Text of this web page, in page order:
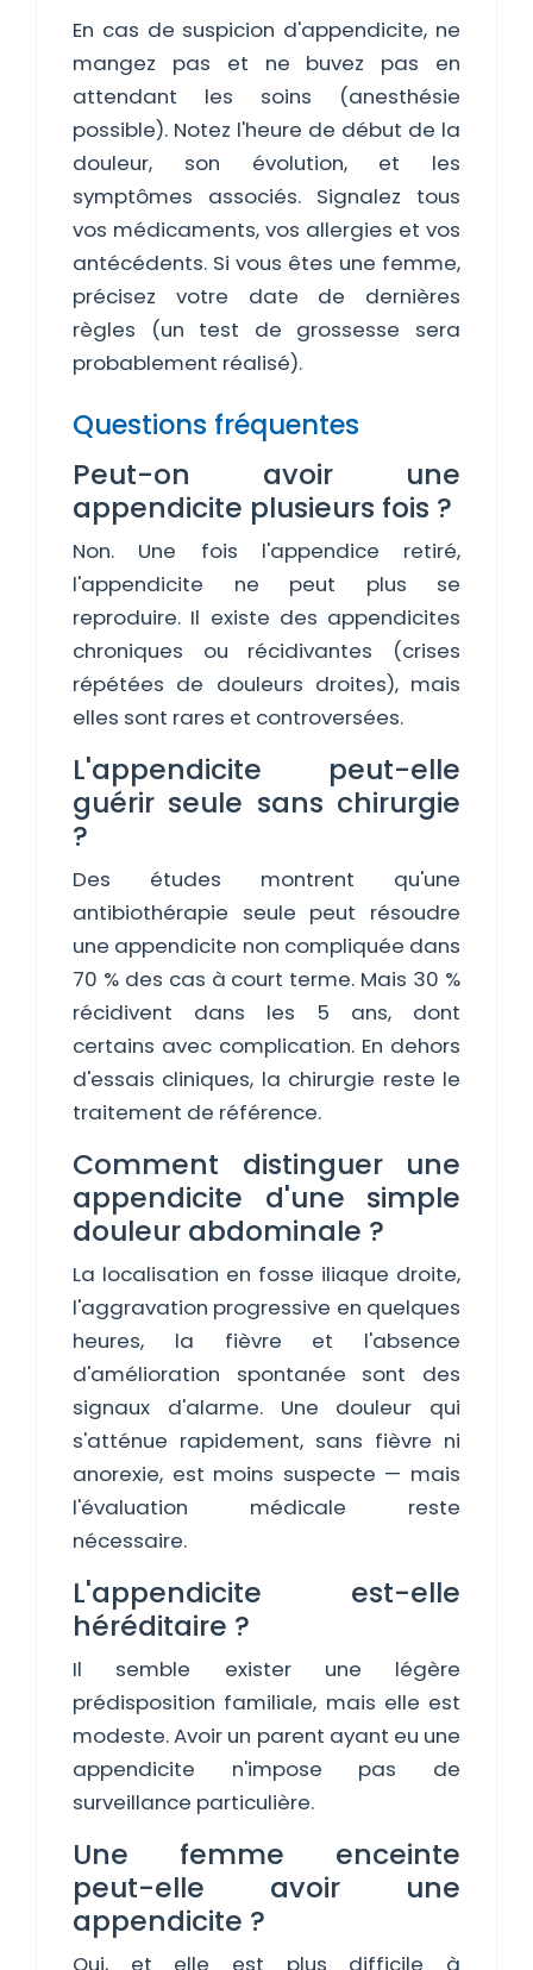
En cas de suspicion d'appendicite, ne
mangez pas et ne buvez pas en
attendant les soins (anesthésie
possible). Notez l'heure de début de la
douleur, son évolution, et les
symptômes associés. Signalez tous
vos médicaments, vos allergies et vos
antécédents. Si vous êtes une femme,
précisez votre date de dernières
règles (un test de grossesse sera
probablement réalisé).
Questions fréquentes
Peut-on avoir une
appendicite plusieurs fois ?
Non. Une fois l'appendice retiré,
l'appendicite ne peut plus se
reproduire. Il existe des appendicites
chroniques ou récidivantes (crises
répétées de douleurs droites), mais
elles sont rares et controversées.
L'appendicite peut-elle
guérir seule sans chirurgie
?
Des études montrent qu'une
antibiothérapie seule peut résoudre
une appendicite non compliquée dans
70 % des cas à court terme. Mais 30 %
récidivent dans les 5 ans, dont
certains avec complication. En dehors
d'essais cliniques, la chirurgie reste le
traitement de référence.
Comment distinguer une
appendicite d'une simple
douleur abdominale ?
La localisation en fosse iliaque droite,
l'aggravation progressive en quelques
heures, la fièvre et l'absence
d'amélioration spontanée sont des
signaux d'alarme. Une douleur qui
s'atténue rapidement, sans fièvre ni
anorexie, est moins suspecte — mais
l'évaluation médicale reste
nécessaire.
L'appendicite est-elle
héréditaire ?
Il semble exister une légère
prédisposition familiale, mais elle est
modeste. Avoir un parent ayant eu une
appendicite n'impose pas de
surveillance particulière.
Une femme enceinte
peut-elle avoir une
appendicite ?
Oui, et elle est plus difficile à